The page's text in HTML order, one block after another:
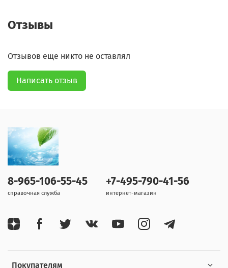
Отзывы
Отзывов еще никто не оставлял
Написать отзыв
Покупателям
8-965-106-55-45
справочная служба
+7-495-790-41-56
интернет-магазин